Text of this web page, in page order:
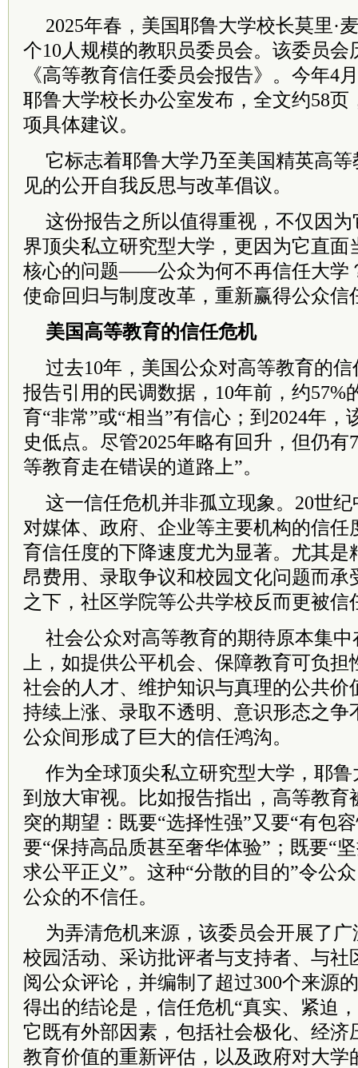
2025年春，美国耶鲁大学校长莫里·
个10人规模的教职员委员会。该委员会
《高等教育信任委员会报告》。今年4
耶鲁大学校长办公室发布，全文约58页
项具体建议。
它标志着耶鲁大学乃至美国精英高
见的公开自我反思与改革倡议。
这份报告之所以值得重视，不仅因
界顶尖私立研究型大学，更因为它直面
核心的问题——公众为何不再信任大学
使命回归与制度改革，重新赢得公众信
美国高等教育的信任危机
过去10年，美国公众对高等教育的
报告引用的民调数据，10年前，约57%
育“非常”或“相当”有信心；到2024年，
史低点。尽管2025年略有回升，但仍有
等教育走在错误的道路上”。
这一信任危机并非孤立现象。20世
对媒体、政府、企业等主要机构的信任
育信任度的下降速度尤为显著。尤其是
昂费用、录取争议和校园文化问题而承
之下，社区学院等公共学校反而更被信
社会公众对高等教育的期待原本集
上，如提供公平机会、保障教育可负
社会的人才、维护知识与真理的公共价
持续上涨、录取不透明、意识形态之争
公众间形成了巨大的信任鸿沟。
作为全球顶尖私立研究型大学，耶
到放大审视。比如报告指出，高等教育
突的期望：既要“选择性强”又要“有包
要“保持高品质甚至奢华体验”；既要“
求公平正义”。这种“分散的目的”令公
公众的不信任。
为弄清危机来源，该委员会开展了
校园活动、采访批评者与支持者、与社
阅公众评论，并编制了超过300个来源
得出的结论是，信任危机“真实、紧迫
它既有外部因素，包括社会极化、经济
教育价值的重新评估，以及政府对大学